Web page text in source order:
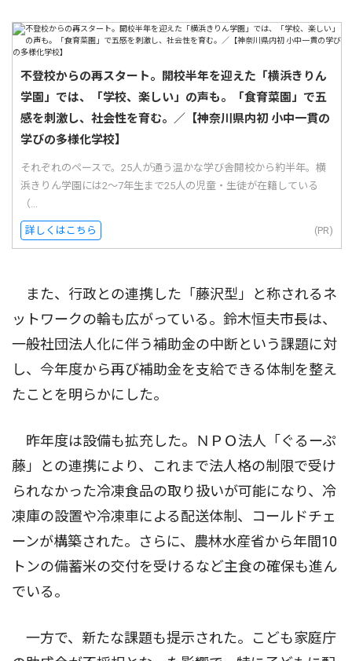
不登校からの再スタート。開校半年を迎えた「横浜きりん
学園」では、「学校、楽しい」の声も。「食育菜園」で五
感を刺激し、社会性を育む。／【神奈川県内初 小中一貫の
学びの多様化学校】
それぞれのペースで。25人が通う温かな学び舎開校から約半年。横
浜きりん学園には2〜7年生まで25人の児童・生徒が在籍している
（...
詳しくはこちら (PR)
また、行政との連携した「藤沢型」と称されるネ
ットワークの輪も広がっている。鈴木恒夫市長は、
一般社団法人化に伴う補助金の中断という課題に対
し、今年度から再び補助金を支給できる体制を整え
たことを明らかにした。
昨年度は設備も拡充した。ＮＰＯ法人「ぐるーぷ
藤」との連携により、これまで法人格の制限で受け
られなかった冷凍食品の取り扱いが可能になり、冷
凍庫の設置や冷凍車による配送体制、コールドチェ
ーンが構築された。さらに、農林水産省から年間10
トンの備蓄米の交付を受けるなど主食の確保も進ん
でいる。
一方で、新たな課題も提示された。こども家庭庁